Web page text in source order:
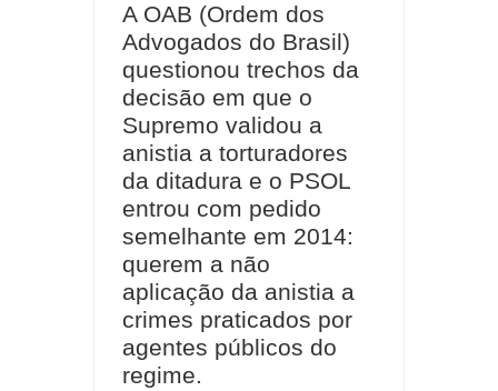
A OAB (Ordem dos
Advogados do Brasil)
questionou trechos da
decisão em que o
Supremo validou a
anistia a torturadores
da ditadura e o PSOL
entrou com pedido
semelhante em 2014:
querem a não
aplicação da anistia a
crimes praticados por
agentes públicos do
regime.